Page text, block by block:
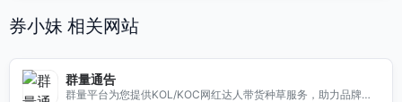
券小妹 相关网站
群量通告
群量平台为您提供KOL/KOC网红达人带货种草服务，助力品牌推